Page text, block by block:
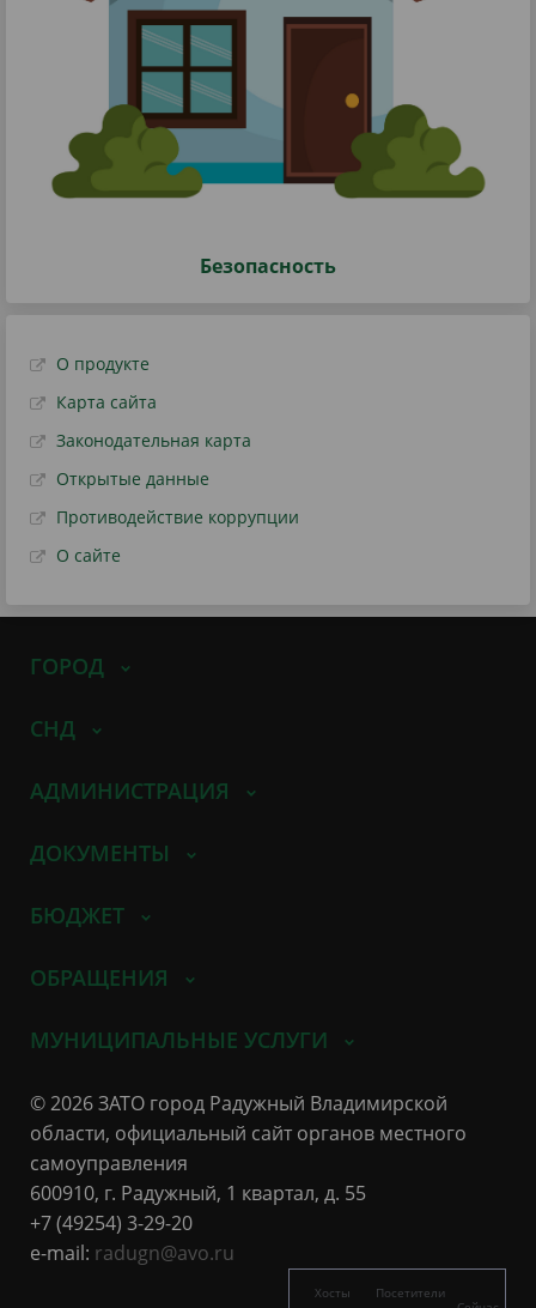
Безопасность
О продукте
Карта сайта
Законодательная карта
Открытые данные
Противодействие коррупции
О сайте
ГОРОД
СНД
АДМИНИСТРАЦИЯ
ДОКУМЕНТЫ
БЮДЖЕТ
ОБРАЩЕНИЯ
МУНИЦИПАЛЬНЫЕ УСЛУГИ
© 2026 ЗАТО город Радужный Владимирской
области, официальный сайт органов местного
самоуправления
600910, г. Радужный, 1 квартал, д. 55
+7 (49254) 3-29-20
e-mail: radugn@avo.ru
Хосты
Посетители